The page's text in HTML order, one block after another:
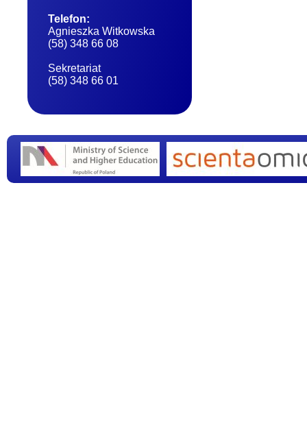
Telefon:
Agnieszka Witkowska
(58) 348 66 08
Sekretariat
(58) 348 66 01